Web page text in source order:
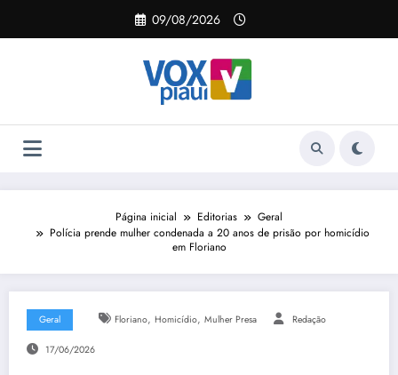
o
09/08/2026
Página inicial Editorias
Geral
Polícia prende mulher condenada a 20 anos de prisão por homicídio
em Floriano
Geral Floriano, Homicídio, Mulher Presa Redação
17/06/2026